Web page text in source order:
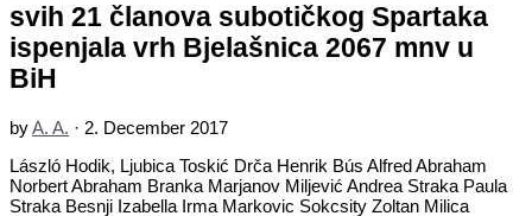
svih 21 članova subotičkog Spartaka
ispenjala vrh Bjelašnica 2067 mnv u
BiH
byA. A. · 2. December 2017
László Hodik, Ljubica Toskić Drča Henrik Bús Alfred Abraham
Norbert Abraham Branka Marjanov Miljević Andrea Straka Paula
Straka Besnji Izabella Irma Markovic Sokcsity Zoltan Milica